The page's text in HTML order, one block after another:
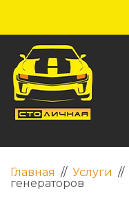
Главная // Услуги //
генераторов